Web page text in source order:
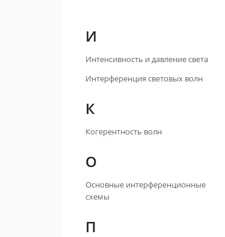
И
Интенсивность и давление света
Интерференция световых волн
К
Когерентность волн
О
Основные интерференционные
схемы
П